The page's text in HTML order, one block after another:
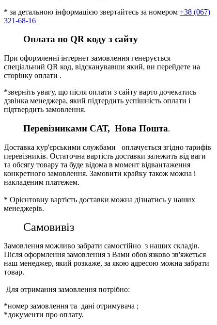
* за детальною інформацією звертайтесь за номером +38 (067)
321-68-16
Оплата по QR коду з сайту
При оформленні інтернет замовлення генерується
спеціальний QR код, відсканувавши який, ви перейдете на
сторінку оплати .
*зверніть увагу, що після оплати з сайту варто дочекатись
дзвінка менеджера, який підтердить успішність оплати і
підтвердить замовлення.
Перевізниками CАТ, Нова Пошта.
Доставка кур'єрськими службами оплачується згідно тарифів
перевізників. Остаточна вартість доставки залежить від ваги
та обсягу товару та буде відома в момент відвантаження
конкретного замовлення. Замовити крайку також можна і
накладеним платежем.
* Орієнтовну вартість доставки можна дізнатись у наших
менеджерів.
Самовивіз
Замовлення можливо забрати самостійно з наших складів.
Після оформлення замовлення з Вами обов'язково зв'яжеться
наш менеджер, який розкаже, за якою адресою можна забрати
товар.
Для отримання замовлення потрібно:
*номер замовлення та дані отримувача ;
*документи про оплату.